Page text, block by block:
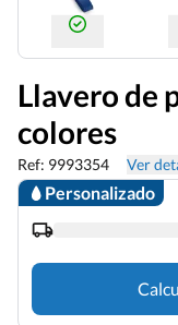
Llavero de
colores
Ref: 9993354 Ver
Personalizado